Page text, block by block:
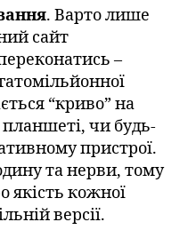
. Варто лише
сайт
–
“криво” на
чи будь-
пристрої.
та нерви, тому
якість кожної
версії.